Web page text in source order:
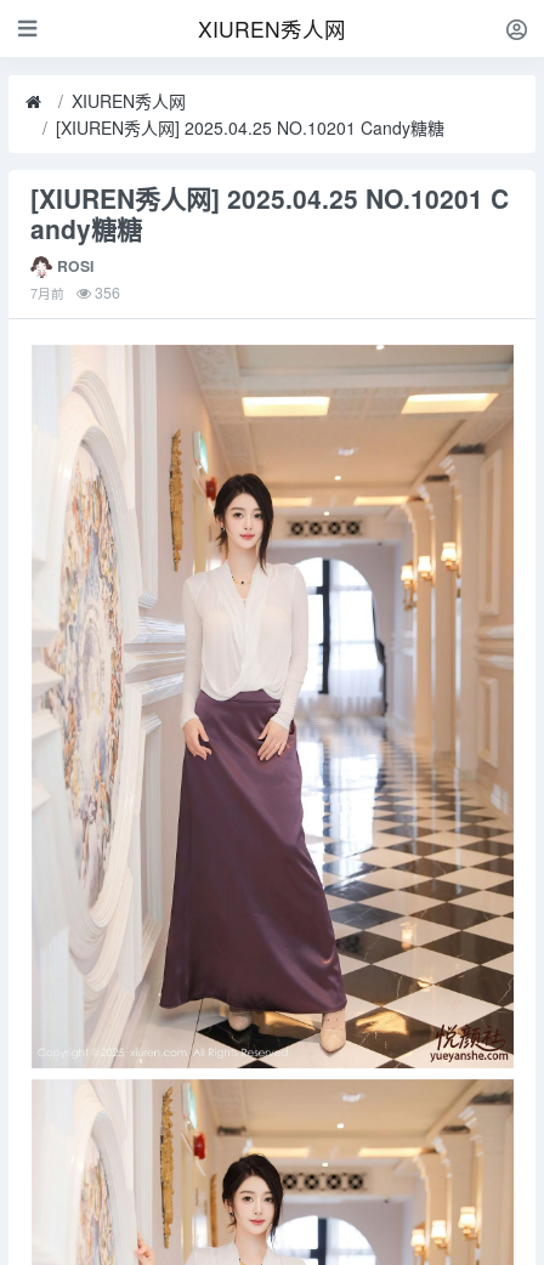
XIUREN秀人网
XIUREN秀人网
[XIUREN秀人网] 2025.04.25 NO.10201 Candy糖糖
[XIUREN秀人网] 2025.04.25 NO.10201 C
andy糖糖
ROSI
7月前 356